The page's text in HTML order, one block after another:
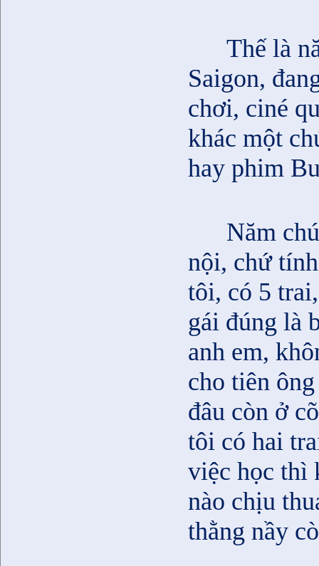
Thế là
Saigon,
chơi, ciné
khác một
hay phim
Năm
nội, chứ
tôi, có 5
gái đúng là
anh em,
cho tiên
đâu còn ở
tôi có hai
việc học thì
nào chịu
thằng nầy